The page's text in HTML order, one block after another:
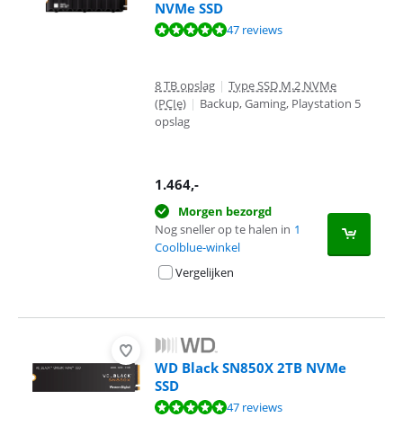
NVMe SSD
Beoordeling is 9,5 van de 10, gebaseerd op 47 reviews.
47 reviews
8 TB opslag | Type SSD M.2 NVMe
(PCIe) | Backup, Gaming, Playstation 5
opslag
1.464,-
Morgen bezorgd
Nog sneller op te halen in 1
Coolblue-winkel
Vergelijken
WD Black SN850X 2TB NVMe
SSD
Beoordeling is 9,5 van de 10, gebaseerd op 47 reviews.
47 reviews